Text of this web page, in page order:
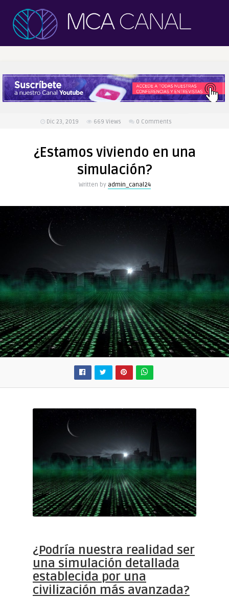
Dic 23, 2019 669 Views 0 Comments
¿Estamos viviendo en una
simulación?
Written by admin_canal24
¿Podría nuestra realidad ser
una simulación detallada
establecida por una
civilización más avanzada?